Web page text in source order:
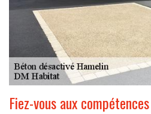
Fiez-vous aux